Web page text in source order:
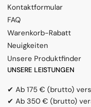
Kontaktformular
FAQ
Warenkorb-Rabatt
Neuigkeiten
Unsere Produktfinder
UNSERE LEISTUNGEN
✔ Ab 175 € (brutto)
✔ Ab 350 € (brutto)